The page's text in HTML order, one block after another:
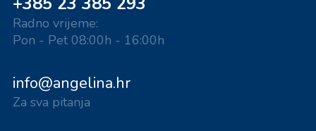
Radno vrijeme:
Pon - Pet 08:00h - 16:00h
info@angelina.hr
Za sva pitanja